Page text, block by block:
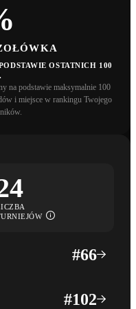
OSTATNICH 100
na podstawie maksymalnie 100
i miejsce w rankingu Twojego
#66
#102